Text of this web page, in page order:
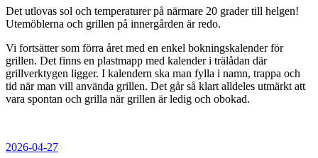
Det utlovas sol och temperaturer på närmare 20 grader till helgen!
Utemöblerna och grillen på innergården är redo.
Vi fortsätter som förra året med en enkel bokningskalender för
grillen. Det finns en plastmapp med kalender i trälådan där
grillverktygen ligger. I kalendern ska man fylla i namn, trappa och
tid när man vill använda grillen. Det går så klart alldeles utmärkt att
vara spontan och grilla när grillen är ledig och obokad.
Publicerat
2026-04-27